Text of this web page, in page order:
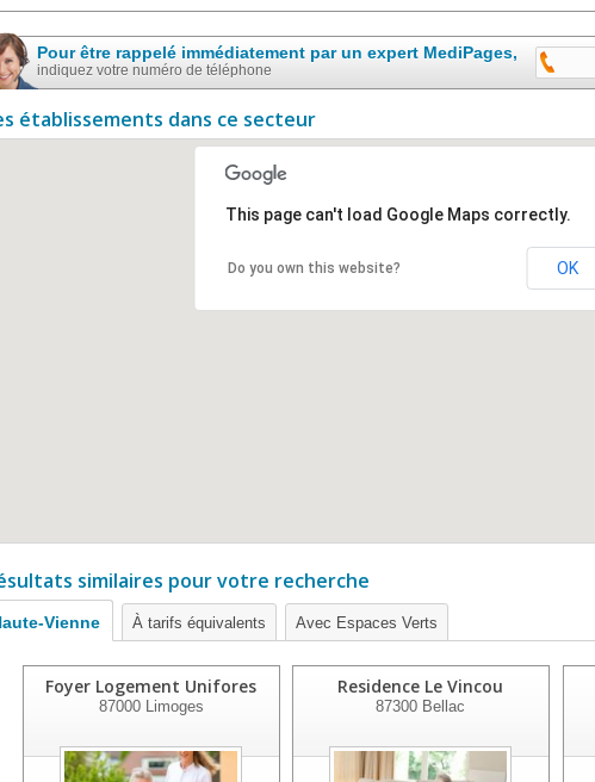
Pour être rappelé immédiatement par un expert MediPages,
indiquez votre numéro de téléphone
établissements dans ce secteur
This page can't load Google Maps correctly.
Do you own this website? OK
similaires pour votre recherche
Vienne À tarifs équivalents Avec Espaces Verts
Foyer Logement Unifores
87000Limoges
Residence Le Vincou
87300 Bellac